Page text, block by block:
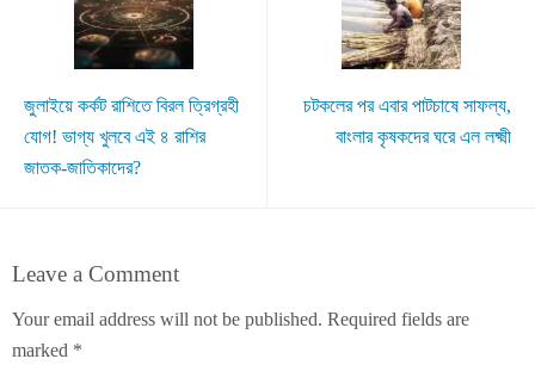
জুলাইয়ে কর্কট রাশিতে বিরল ত্রিগ্রহী
যোগ! ভাগ্য খুলবে এই ৪ রাশির
জাতক-জাতিকাদের?
চটকলের পর এবার পাটচাষে সাফল্য,
বাংলার কৃষকদের ঘরে এল লক্ষ্মী
Leave a Comment
Your email address will not be published. Required fields are
marked *